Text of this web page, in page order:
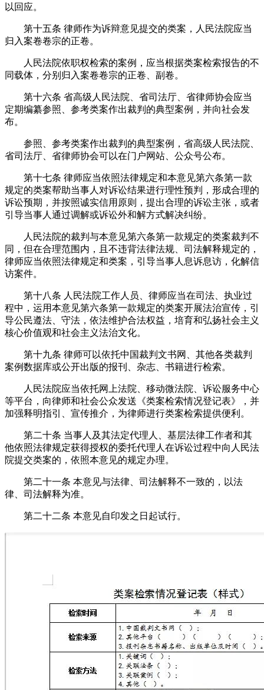
以回应。
第十五条 律师作为诉辩意见提交的类案，人民法院应当
归入案卷卷宗的正卷。
人民法院依职权检索的案例，应当根据类案检索报告的不
同载体，分别归入案卷卷宗的正卷、副卷。
第十六条 省高级人民法院、省司法厅、省律师协会应当
定期编纂参照、参考类案作出裁判的典型案例，并向社会发
布。
参照、参考类案作出裁判的典型案例，省高级人民法院、
省司法厅、省律师协会可以在门户网站、公众号公布。
第十七条 律师应当依照法律规定和本意见第六条第一款
规定的类案帮助当事人对诉讼结果进行理性预判，形成合理的
诉讼预期，并按照诚实信用原则，提出合理的诉讼主张，或者
引导当事人通过调解或诉讼外和解方式解决纠纷。
人民法院的裁判与本意见第六条第一款规定的类案裁判不
同，但在合理范围内，且不违背法律法规、司法解释规定的，
律师应当依照法律规定和类案，引导当事人息诉息访，化解信
访案件。
第十八条 人民法院工作人员、律师应当在司法、执业过
程中，运用本意见第六条第一款规定的类案开展法治宣传，引
导公民遵法、守法，依法维护合法权益，培育和弘扬社会主义
核心价值观和社会主义法治文化。
第十九条 律师可以依托中国裁判文书网、其他各类裁判
案例数据库或公开出版的报刊、杂志、书籍进行检索。
人民法院应当依托网上法院、移动微法院、诉讼服务中心
等平台，向律师和社会公众发送《类案检索情况登记表》，并
加强释明指引、宣传推介，为律师进行类案检索提供便利。
第二十条 当事人及其法定代理人、基层法律工作者和其
他依照法律规定获得授权的委托代理人在诉讼过程中向人民法
院提交类案的，依照本意见的规定办理。
第二十一条 本意见与法律、司法解释不一致的，以法
律、司法解释为准。
第二十二条 本意见自印发之日起试行。